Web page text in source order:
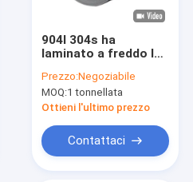
904l 304s ha
laminato a freddo la
2B ASTM di acciaio
inossidabile per il
dispositivo del
dell'acqua di mare
Prezzo:Negoziabile
MOQ:1 tonnellata
Ottieni l'ultimo prezzo
Contattaci